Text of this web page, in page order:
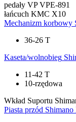
pedały VP VPE-891
łańcuch KMC X10
Mechanizm korbowy
36-26 T
Kaseta/wolnobieg
11-42 T
10-rzędowa
Wkład Suportu
Piasta przód